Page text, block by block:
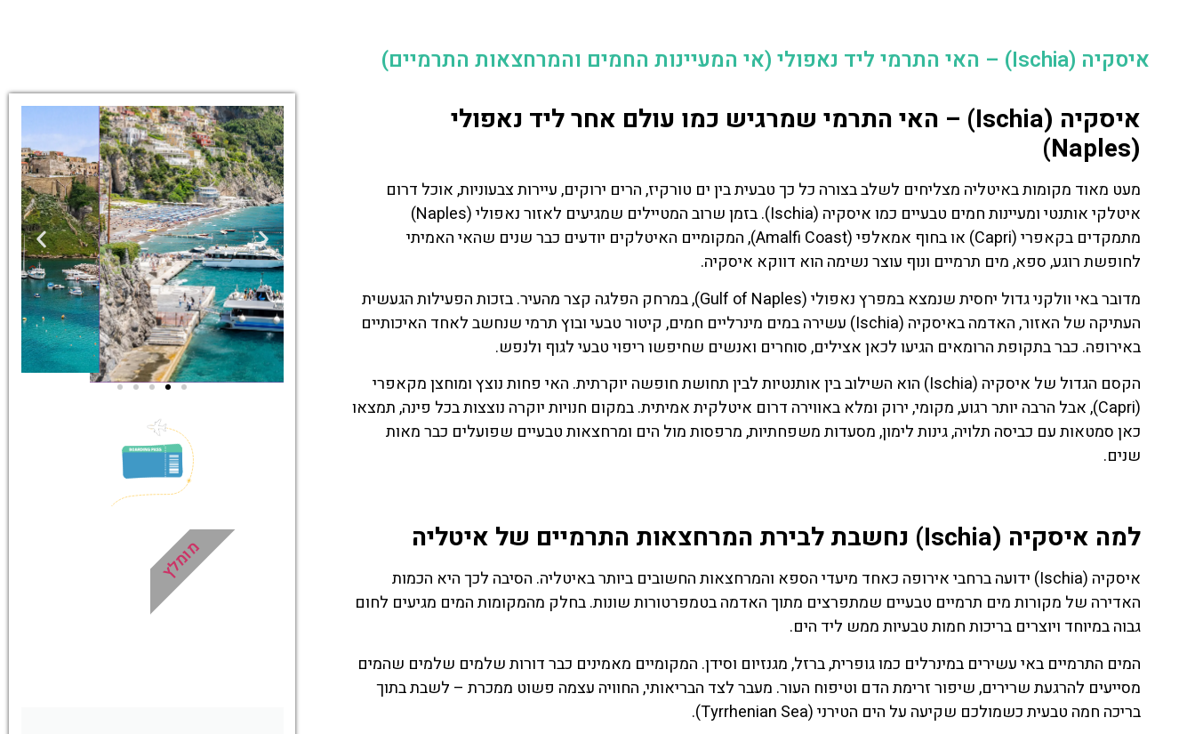
איסקיה (Ischia) – האי התרמי ליד נאפולי (אי המעיינות החמים והמרחצאות התרמיים)
איסקיה (Ischia) – האי התרמי שמרגיש כמו עולם אחר ליד נאפולי
(Naples)
מעט מאוד מקומות באיטליה מצליחים לשלב בצורה כל כך טבעית בין ים טורקיז, הרים ירוקים, עיירות צבעוניות, אוכל דרום
איטלקי אותנטי ומעיינות חמים טבעיים כמו איסקיה (Ischia). בזמן שרוב המטיילים שמגיעים לאזור נאפולי (Naples)
מתמקדים בקאפרי (Capri) או בחוף אמאלפי (Amalfi Coast), המקומיים האיטלקים יודעים כבר שנים שהאי האמיתי
לחופשת רוגע, ספא, מים תרמיים ונוף עוצר נשימה הוא דווקא איסקיה.
מדובר באי וולקני גדול יחסית שנמצא במפרץ נאפולי (Gulf of Naples), במרחק הפלגה קצר מהעיר. בזכות הפעילות הגעשית
העתיקה של האזור, האדמה באיסקיה (Ischia) עשירה במים מינרליים חמים, קיטור טבעי ובוץ תרמי שנחשב לאחד האיכותיים
באירופה. כבר בתקופת הרומאים הגיעו לכאן אצילים, סוחרים ואנשים שחיפשו ריפוי טבעי לגוף ולנפש.
הקסם הגדול של איסקיה (Ischia) הוא השילוב בין אותנטיות לבין תחושת חופשה יוקרתית. האי פחות נוצץ ומוחצן מקאפרי
(Capri), אבל הרבה יותר רגוע, מקומי, ירוק ומלא באווירה דרום איטלקית אמיתית. במקום חנויות יוקרה נוצצות בכל פינה, תמצאו
כאן סמטאות עם כביסה תלויה, גינות לימון, מסעדות משפחתיות, מרפסות מול הים ומרחצאות טבעיים שפועלים כבר מאות
שנים.
למה איסקיה (Ischia) נחשבת לבירת המרחצאות התרמיים של איטליה
איסקיה (Ischia) ידועה ברחבי אירופה כאחד מיעדי הספא והמרחצאות החשובים ביותר באיטליה. הסיבה לכך היא הכמות
האדירה של מקורות מים תרמיים טבעיים שמתפרצים מתוך האדמה בטמפרטורות שונות. בחלק מהמקומות המים מגיעים לחום
גבוה במיוחד ויוצרים בריכות חמות טבעיות ממש ליד הים.
המים התרמיים באי עשירים במינרלים כמו גופרית, ברזל, מגנזיום וסידן. המקומיים מאמינים כבר דורות שלמים שלמים שהמים
מסייעים להרגעת שרירים, שיפור זרימת הדם וטיפוח העור. מעבר לצד הבריאותי, החוויה עצמה פשוט ממכרת – לשבת בתוך
בריכה חמה טבעית כשמולכם שקיעה על הים הטירני (Tyrrhenian Sea).
טיסות
לחצו
השכרת
לחצו פה!
כרטיסים סיורים
הדרכה מקצועית
ואינפורמטיבית
לחצו פה!
מומלץ